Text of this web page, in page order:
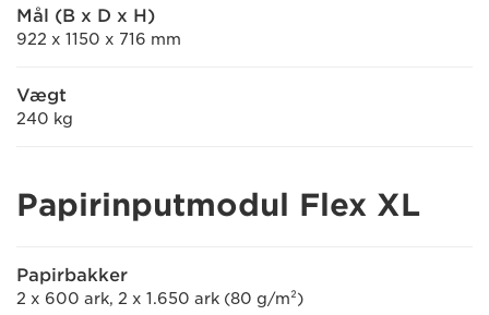
Mål (B x D x H)
922 x 1150 x 716 mm
Vægt
240 kg
Papirinputmodul Flex XL
Papirbakker
2 x 600 ark, 2 x 1.650 ark (80 g/m²)